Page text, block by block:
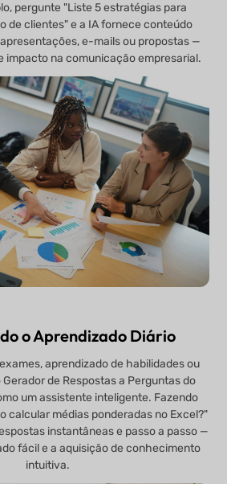
pergunte "Liste 5 estratégias para
de clientes" e a IA fornece conteúdo
e-mails ou propostas —
impacto na comunicação empresarial.
o Aprendizado Diário
aprendizado de habilidades ou
de Respostas a Perguntas do
um assistente inteligente. Fazendo
calcular médias ponderadas no Excel?"
instantâneas e passo a passo —
fácil e a aquisição de conhecimento
intuitiva.